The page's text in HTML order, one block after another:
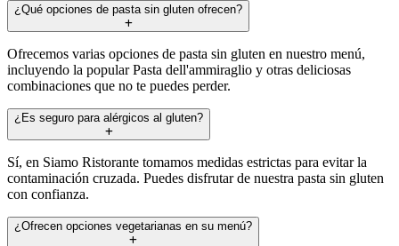
¿Qué opciones de pasta sin gluten ofrecen?
Ofrecemos varias opciones de pasta sin gluten en nuestro menú,
incluyendo la popular Pasta dell'ammiraglio y otras deliciosas
combinaciones que no te puedes perder.
¿Es seguro para alérgicos al gluten?
Sí, en Siamo Ristorante tomamos medidas estrictas para evitar la
contaminación cruzada. Puedes disfrutar de nuestra pasta sin gluten
con confianza.
¿Ofrecen opciones vegetarianas en su menú?